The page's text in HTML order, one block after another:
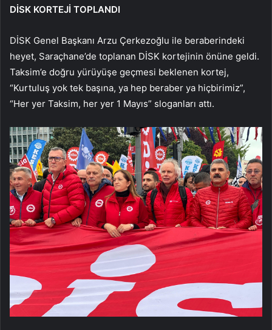
DİSK KORTEJİ TOPLANDI
DİSK Genel Başkanı Arzu Çerkezoğlu ile beraberindeki
heyet, Saraçhane’de toplanan DİSK kortejinin önüne geldi.
Taksim’e doğru yürüyüşe geçmesi beklenen kortej,
“Kurtuluş yok tek başına, ya hep beraber ya hiçbirimiz”,
“Her yer Taksim, her yer 1 Mayıs” sloganları attı.